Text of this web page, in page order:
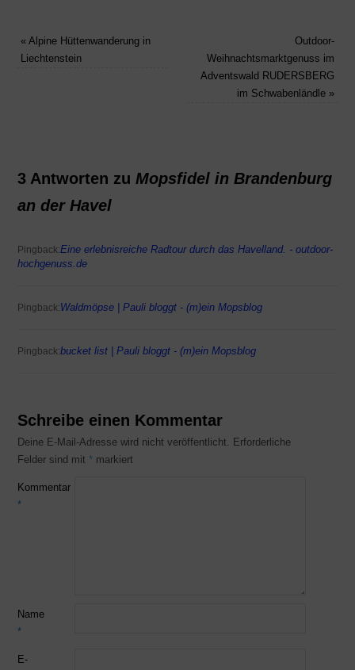
«Alpine Hüttenwanderung in
Liechtenstein
Outdoor-
Weihnachtsmarktgenuss im
Adventswald RUDERSBERG
im Schwabenländle »
3 Antworten zu Mopsfidel in Brandenburg
an der Havel
Pingback:Eine erlebnisreiche Radtour durch das Havelland. - outdoor-
hochgenuss.de
Pingback:Waldmöpse | Pauli bloggt - (m)ein Mopsblog
Pingback:bucket list | Pauli bloggt - (m)ein Mopsblog
Schreibe einen Kommentar
Deine E-Mail-Adresse wird nicht veröffentlicht. Erforderliche
Felder sind mit * markiert
Kommentar
*
Name
*
E-